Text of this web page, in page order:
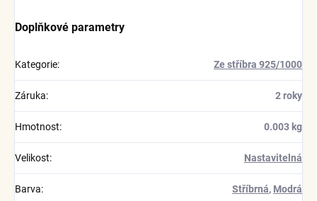
Doplňkové parametry
Kategorie: Ze stříbra 925/1000
Záruka: 2 roky
Hmotnost: 0.003 kg
Velikost: Nastavitelná
Barva: Stříbrná, Modrá